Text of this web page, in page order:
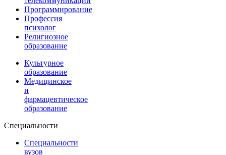
Программирование
Профессия
психолог
Религиозное
образование
Культурное
образование
Медицинское
и
фармацевтическое
образование
Специальности
Специальности
вузов